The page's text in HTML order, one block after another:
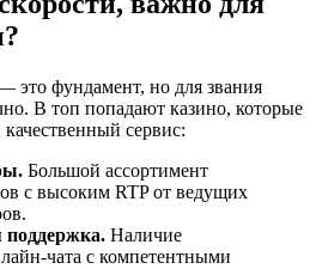
фундамент, но для звания
В топ попадают казино, которые
сервис:
Большой ассортимент
с высоким RTP от ведущих
поддержка. Наличие
чата с компетентными